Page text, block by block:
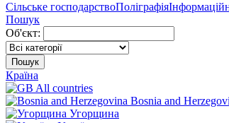
Сільське господарствоПоліграфія
Пошук
Об'єкт:
Пошук
Країна
All countries
Bosnia and
Угорщина